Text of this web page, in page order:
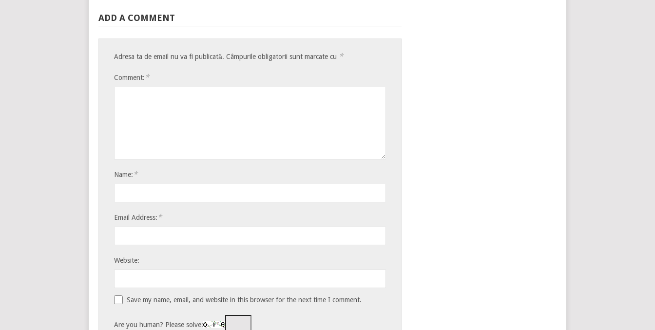
ADD A COMMENT
Adresa ta de email nu va fi publicată. Câmpurile obligatorii sunt marcate cu *
Comment: *
Name: *
Email Address: *
Website:
Save my name, email, and website in this browser for the next time I comment.
Are you human? Please solve: